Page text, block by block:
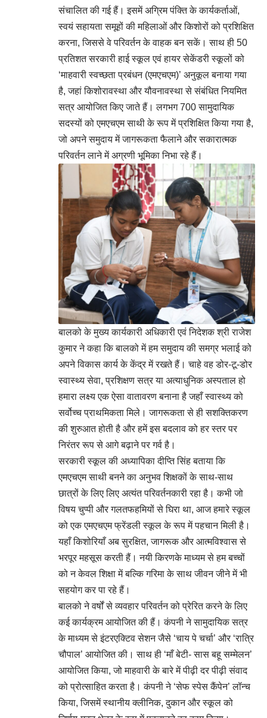
संचालित की गई हैं। इसमें अग्रिम पंक्ति के कार्यकर्ताओं,
स्वयं सहायता समूहों की महिलाओं और किशोरों को प्रशिक्षित
करना, जिससे वे परिवर्तन के वाहक बन सकें। साथ ही 50
प्रतिशत सरकारी हाई स्कूल एवं हायर सेकेंडरी स्कूलों को
‘माहवारी स्वच्छता प्रबंधन (एमएचएम)’ अनुकूल बनाया गया
है, जहां किशोरावस्था और यौवनावस्था से संबंधित नियमित
सत्र आयोजित किए जाते हैं। लगभग 700 सामुदायिक
सदस्यों को एमएचएम साथी के रूप में प्रशिक्षित किया गया है,
जो अपने समुदाय में जागरूकता फैलाने और सकारात्मक
परिवर्तन लाने में अग्रणी भूमिका निभा रहे हैं।
बालको के मुख्य कार्यकारी अधिकारी एवं निदेशक श्री राजेश
कुमार ने कहा कि बालको में हम समुदाय की समग्र भलाई को
अपने विकास कार्य के केंद्र में रखते हैं। चाहे वह डोर-टू-डोर
स्वास्थ्य सेवा, प्रशिक्षण सत्र या अत्याधुनिक अस्पताल हो
हमारा लक्ष्य एक ऐसा वातावरण बनाना है जहाँ स्वास्थ्य को
सर्वोच्च प्राथमिकता मिले। जागरूकता से ही सशक्तिकरण
की शुरुआत होती है और हमें इस बदलाव को हर स्तर पर
निरंतर रूप से आगे बढ़ाने पर गर्व है।
सरकारी स्कूल की अध्यापिका दीप्ति सिंह बताया कि
एमएचएम साथी बनने का अनुभव शिक्षकों के साथ-साथ
छात्रों के लिए लिए अत्यंत परिवर्तनकारी रहा है। कभी जो
विषय चुप्पी और गलतफहमियों से घिरा था, आज हमारे स्कूल
को एक एमएचएम फ्रेंडली स्कूल के रूप में पहचान मिली है।
यहाँ किशोरियाँ अब सुरक्षित, जागरूक और आत्मविश्वास से
भरपूर महसूस करती हैं। नयी किरणके माध्यम से हम बच्चों
को न केवल शिक्षा में बल्कि गरिमा के साथ जीवन जीने में भी
सहयोग कर पा रहे हैं।
बालको ने वर्षों से व्यवहार परिवर्तन को प्रेरित करने के लिए
कई कार्यक्रम आयोजित की हैं। कंपनी ने सामुदायिक सत्र
के माध्यम से इंटरएक्टिव सेशन जैसे ‘चाय पे चर्चा’ और ‘रात्रि
चौपाल’ आयोजित की। साथ ही ‘माँ बेटी- सास बहू सम्मेलन’
आयोजित किया, जो माहवारी के बारे में पीढ़ी दर पीढ़ी संवाद
को प्रोत्साहित करता है। कंपनी ने ‘सेफ स्पेस कैंपेन’ लॉन्च
किया, जिसमें स्थानीय क्लीनिक, दुकान और स्कूल को